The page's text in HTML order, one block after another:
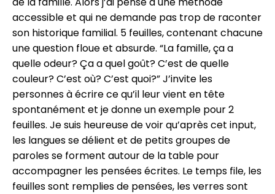
accessible et qui ne demande pas trop de raconter
son historique familial. 5 feuilles, contenant chacune
une question floue et absurde. “La famille, ça a
quelle odeur? Ça a quel goût? C’est de quelle
couleur? C’est où? C’est quoi?” J’invite les
personnes à écrire ce qu’il leur vient en tête
spontanément et je donne un exemple pour 2
feuilles. Je suis heureuse de voir qu’après cet input,
les langues se délient et de petits groupes de
paroles se forment autour de la table pour
accompagner les pensées écrites. Le temps file, les
feuilles sont remplies de pensées, les verres sont